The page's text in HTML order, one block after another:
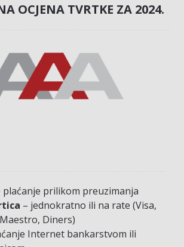
OCJENA TVRTKE ZA 2024.
plaćanje prilikom preuzimanja
– jednokratno ili na rate (Visa,
Diners)
Internet bankarstvom ili